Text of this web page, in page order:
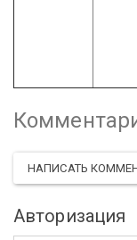
НАПИСАТЬ
Авторизация